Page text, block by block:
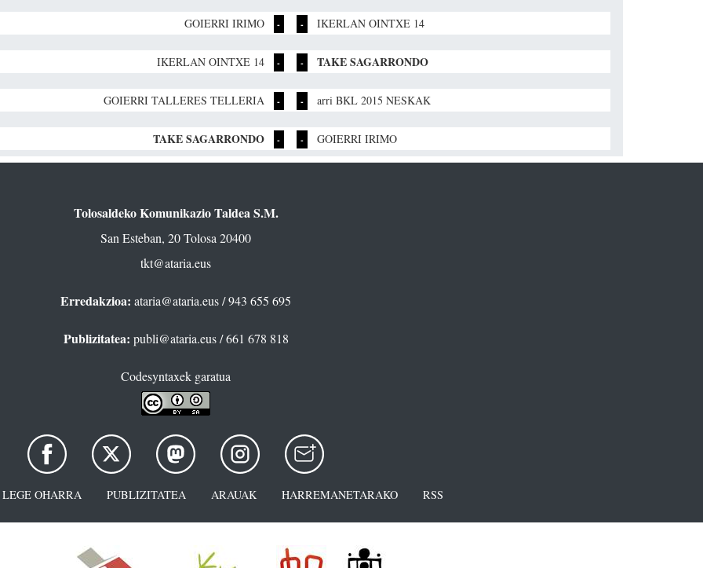
GOIERRI IRIMO - - IKERLAN OINTXE 14
IKERLAN OINTXE 14 - - TAKE SAGARRONDO
GOIERRI TALLERES TELLERIA - - arri BKL 2015 NESKAK
TAKE SAGARRONDO - - GOIERRI IRIMO
Tolosaldeko Komunikazio Taldea S.M.
San Esteban, 20 Tolosa 20400
tkt@ataria.eus
Erredakzioa: ataria@ataria.eus/ 943 655 695
Publizitatea: publi@ataria.eus/ 661 678 818
Codesyntaxek garatua
LEGE OHARRA PUBLIZITATEA ARAUAK HARREMANETARAKO RSS